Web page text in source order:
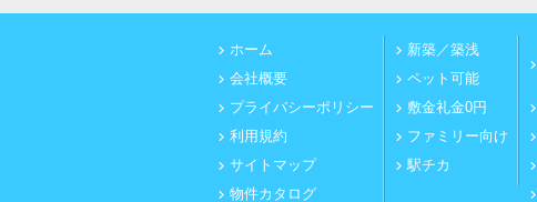
ホーム
会社概要
プライバシーポリシー
利用規約
サイトマップ
物件カタログ
新築／築浅
ペット可能
敷金礼金0円
ファミリー向け
駅チカ